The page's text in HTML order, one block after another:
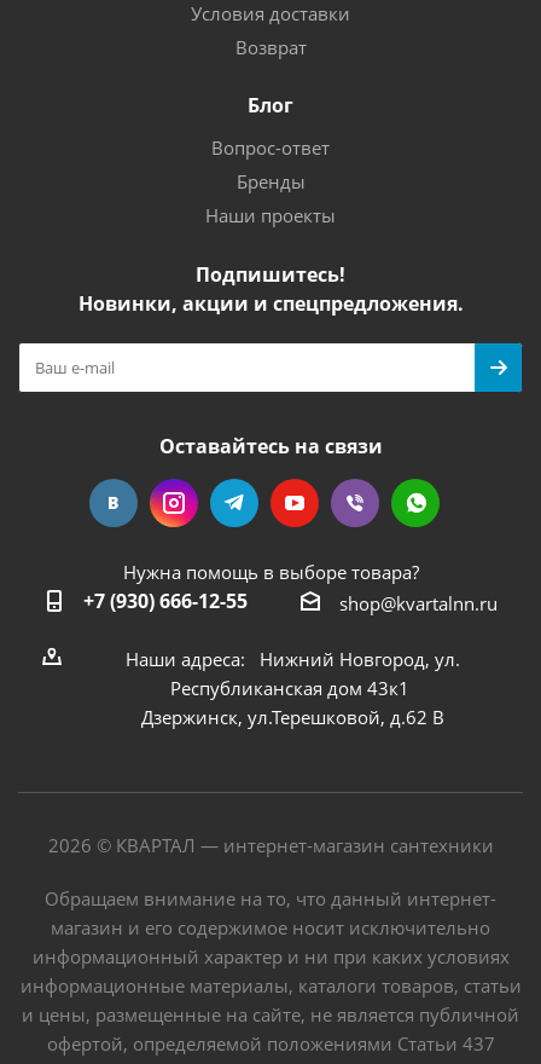
Условия доставки
Возврат
Блог
Вопрос-ответ
Бренды
Наши проекты
Подпишитесь!
Новинки, акции и спецпредложения.
Оставайтесь на связи
Нужна помощь в выборе товара?
+7 (930) 666-12-55 shop@kvartalnn.ru
Наши адреса: Нижний Новгород, ул.
Республиканская дом 43к1
Дзержинск, ул.Терешковой, д.62 В
2026 © КВАРТАЛ — интернет-магазин сантехники
Обращаем внимание на то, что данный интернет-
магазин и его содержимое носит исключительно
информационный характер и ни при каких условиях
информационные материалы, каталоги товаров, статьи
и цены, размещенные на сайте, не является публичной
офертой, определяемой положениями Статьи 437